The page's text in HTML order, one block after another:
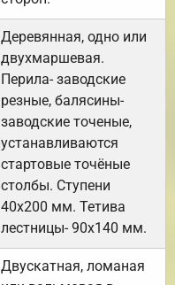
Деревянная, одно или
двухмаршевая.
Перила- заводские
резные, балясины-
заводские точеные,
устанавливаются
стартовые точёные
столбы. Ступени
40х200 мм. Тетива
лестницы- 90х140 мм.
Двускатная, ломаная